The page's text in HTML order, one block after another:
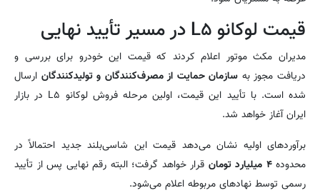
قیمت لوکانو L۵ در مسیر تأیید نهایی
مدیران مکث موتور اعلام کردند که قیمت این خودرو برای بررسی و
دریافت مجوز به سازمان حمایت از مصرف‌کنندگان و تولیدکنندگان ارسال
شده است. با تأیید این قیمت، اولین مرحله فروش لوکانو L۵ در بازار
ایران آغاز خواهد شد.
برآوردهای اولیه نشان می‌دهد قیمت این شاسی‌بلند جدید احتمالاً در
محدوده۴ میلیارد تومان
قرار خواهد گرفت؛ البته رقم نهایی پس از تأیید
رسمی توسط نهادهای مربوطه اعلام می‌شود.